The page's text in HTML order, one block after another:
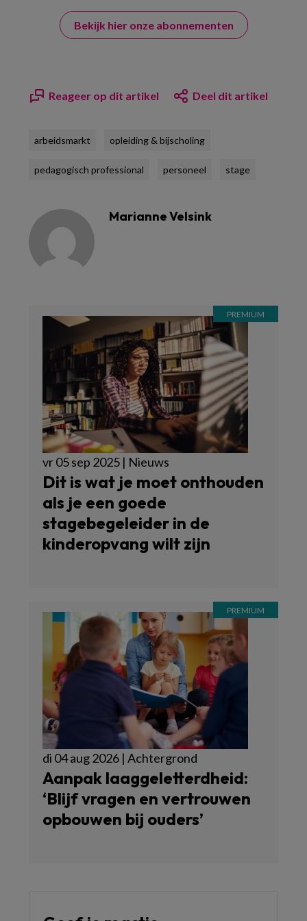
Bekijk hier onze abonnementen
Reageer op dit artikel Deel dit artikel
arbeidsmarkt opleiding & bijscholing
pedagogisch professional personeel stage
Marianne Velsink
vr 05 sep 2025 | Nieuws
Dit is wat je moet onthouden
als je een goede
stagebegeleider in de
kinderopvang wilt zijn
di 04 aug 2026 | Achtergrond
Aanpak laaggeletterdheid:
‘Blijf vragen en vertrouwen
opbouwen bij ouders’